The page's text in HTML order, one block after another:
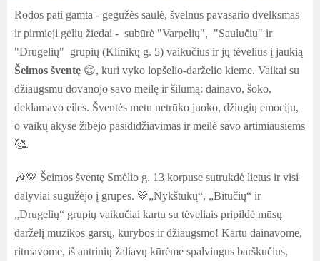
Rodos pati gamta - gegužės saulė, švelnus pavasario dvelksmas
ir pirmieji gėlių žiedai - subūrė "Varpelių", "Saulučių" ir
"Drugelių" grupių (Klinikų g. 5) vaikučius ir jų tėvelius į jaukią
Šeimos šventę 😊, kuri vyko lopšelio-darželio kieme. Vaikai su
džiaugsmu dovanojo savo meilę ir šilumą: dainavo, šoko,
deklamavo eiles. Šventės metu netrūko juoko, džiugių emocijų,
o vaikų akyse žibėjo pasididžiavimas ir meilė savo artimiausiems
🥰.
🎶💛 Šeimos šventę Smėlio g. 13 korpuse sutrukdė lietus ir visi
dalyviai sugūžėjo į grupes. 💛„Nykštukų“, „Bitučių“ ir
„Drugelių“ grupių vaikučiai kartu su tėveliais pripildė mūsų
darželį muzikos garsų, kūrybos ir džiaugsmo! Kartu dainavome,
ritmavome, iš antrinių žaliavų kūrėme spalvingus barškučius,